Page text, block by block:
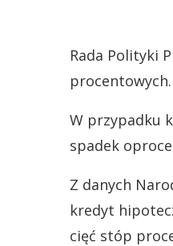
Rada Polityki
procentowych.
W przypadku
spadek
Z danych
kredyt
cięć stóp